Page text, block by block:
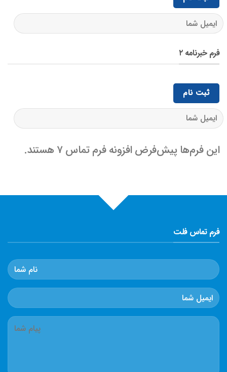
فرم خبرنامه ۲
این فرم‌ها پیش‌فرض افزونه فرم تماس 7 هستند.
فرم تماس فلت